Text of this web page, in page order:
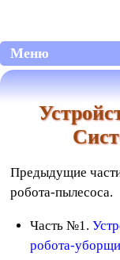
Меню
Предыдущие части
робота-пылесоса.
Часть №1.
робота-